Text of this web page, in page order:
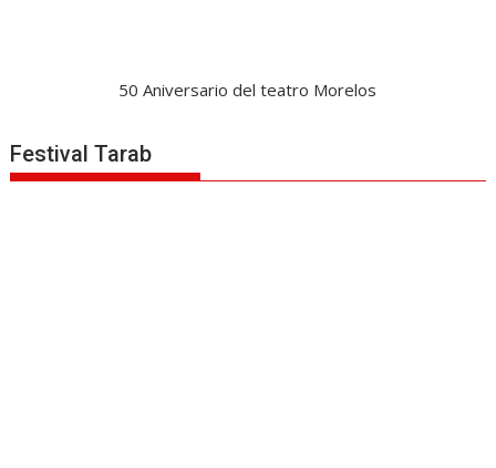
50 Aniversario del teatro Morelos
Festival Tarab